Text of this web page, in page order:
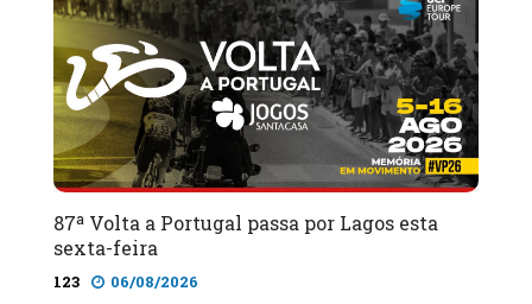
87ª Volta a Portugal passa por Lagos esta
sexta-feira
123 06/08/2026